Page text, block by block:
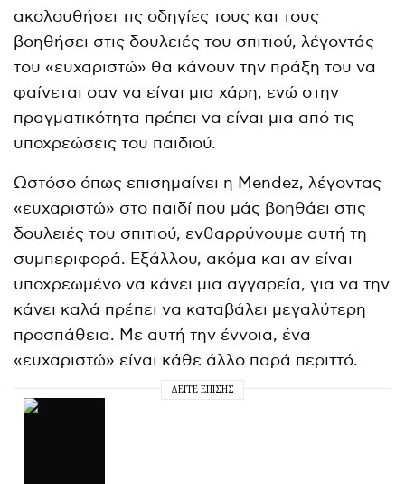
ακολουθήσει τις οδηγίες τους και τους
βοηθήσει στις δουλειές του σπιτιού, λέγοντάς
του «ευχαριστώ» θα κάνουν την πράξη του να
φαίνεται σαν να είναι μια χάρη, ενώ στην
πραγματικότητα πρέπει να είναι μια από τις
υποχρεώσεις του παιδιού.
Ωστόσο όπως επισημαίνει η Mendez, λέγοντας
«ευχαριστώ» στο παιδί που μάς βοηθάει στις
δουλειές του σπιτιού, ενθαρρύνουμε αυτή τη
συμπεριφορά. Εξάλλου, ακόμα και αν είναι
υποχρεωμένο να κάνει μια αγγαρεία, για να την
κάνει καλά πρέπει να καταβάλει μεγαλύτερη
προσπάθεια. Με αυτή την έννοια, ένα
«ευχαριστώ» είναι κάθε άλλο παρά περιττό.
ΔΕΊΤΕ ΕΠΊΣΗΣ